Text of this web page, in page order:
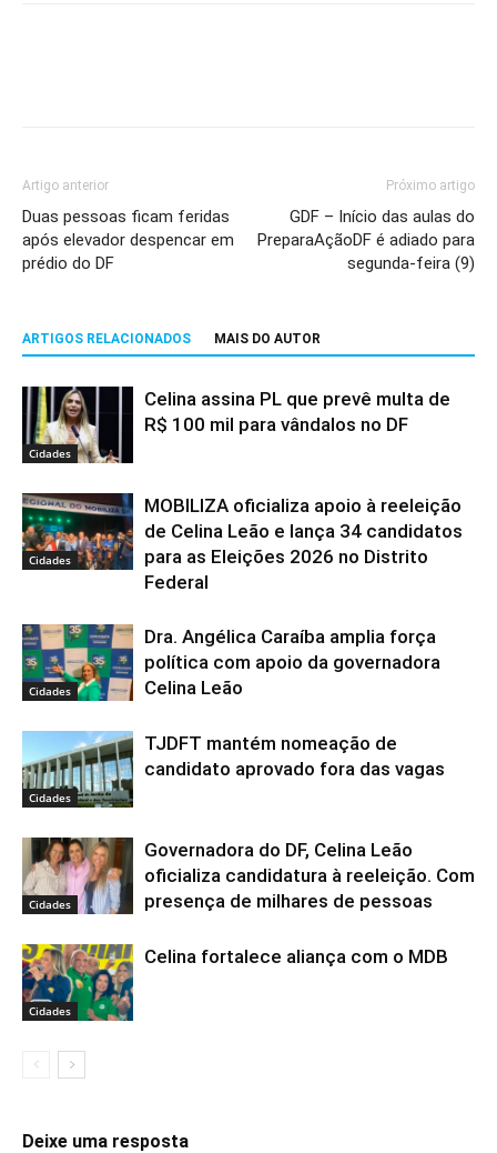
Artigo anterior
Duas pessoas ficam feridas
após elevador despencar em
prédio do DF
Próximo artigo
GDF – Início das aulas do
PreparaAçãoDF é adiado para
segunda-feira (9)
ARTIGOS RELACIONADOS MAIS DO AUTOR
Cidades
Celina assina PL que prevê multa de
R$ 100 mil para vândalos no DF
Cidades
MOBILIZA oficializa apoio à reeleição
de Celina Leão e lança 34 candidatos
para as Eleições 2026 no Distrito
Federal
Cidades
Dra. Angélica Caraíba amplia força
política com apoio da governadora
Celina Leão
Cidades
TJDFT mantém nomeação de
candidato aprovado fora das vagas
Cidades
Governadora do DF, Celina Leão
oficializa candidatura à reeleição. Com
presença de milhares de pessoas
Cidades
Celina fortalece aliança com o MDB
Deixe uma resposta